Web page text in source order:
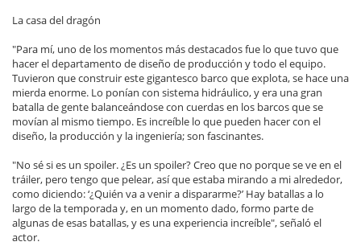
La casa del dragón
"Para mí, uno de los momentos más destacados fue lo que tuvo que
hacer el departamento de diseño de producción y todo el equipo.
Tuvieron que construir este gigantesco barco que explota, se hace una
mierda enorme. Lo ponían con sistema hidráulico, y era una gran
batalla de gente balanceándose con cuerdas en los barcos que se
movían al mismo tiempo. Es increíble lo que pueden hacer con el
diseño, la producción y la ingeniería; son fascinantes.
"No sé si es un spoiler. ¿Es un spoiler? Creo que no porque se ve en el
tráiler, pero tengo que pelear, así que estaba mirando a mi alrededor,
como diciendo: ‘¿Quién va a venir a dispararme?’ Hay batallas a lo
largo de la temporada y, en un momento dado, formo parte de
algunas de esas batallas, y es una experiencia increíble", señaló el
actor.